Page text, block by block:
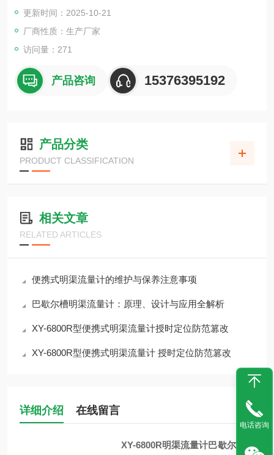
更新时间：2025-10-21
厂商性质：生产厂家
访问量：271
产品咨询 15376395192
产品分类
PRODUCT CLASSIFICATION
相关文章
RELATED ARTICLES
便携式明渠流量计的维护与保养注意事项
巴歇尔槽明渠流量计：原理、设计与应用全解析
XY-6800R型便携式明渠流量计授时定位防范篡改
XY-6800R型便携式明渠流量计 授时定位防范篡改
详细介绍 在线留言
XY-6800R明渠流量计巴歇尔槽等
电话咨询